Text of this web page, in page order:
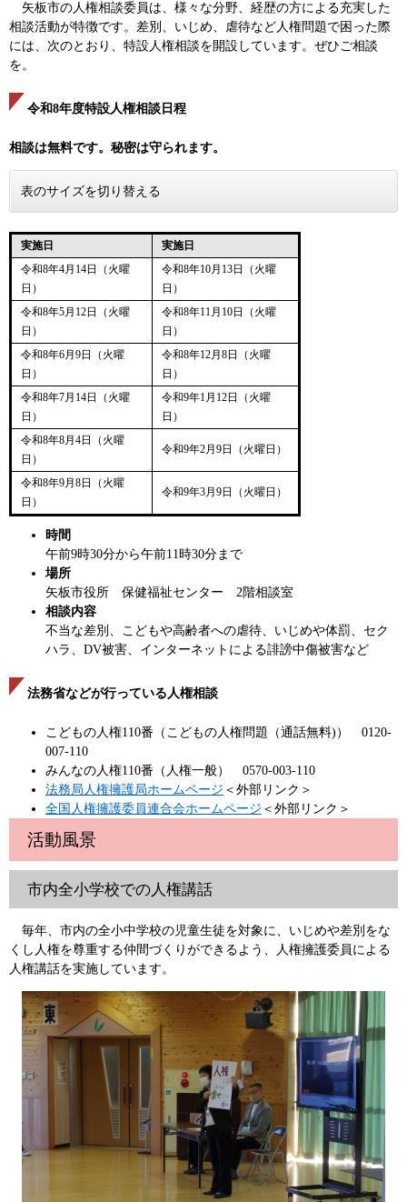
矢板市の人権相談委員は、様々な分野、経歴の方による充実した
相談活動が特徴です。差別、いじめ、虐待など人権問題で困った際
には、次のとおり、特設人権相談を開設しています。ぜひご相談
を。
令和8年度特設人権相談日程
相談は無料です。秘密は守られます。
表のサイズを切り替える
実施日
実施日
令和8年4月14日（火曜
日）
令和8年10月13日（火曜
日）
令和8年5月12日（火曜
日）
令和8年11月10日（火曜
日）
令和8年6月9日（火曜
日）
令和8年12月8日（火曜
日）
令和8年7月14日（火曜
日）
令和9年1月12日（火曜
日）
令和8年8月4日（火曜
日）
令和9年2月9日（火曜日）
令和8年9月8日（火曜
日）
令和9年3月9日（火曜日）
時間
午前9時30分から午前11時30分まで
場所
矢板市役所 保健福祉センター 2階相談室
相談内容
不当な差別、こどもや高齢者への虐待、いじめや体罰、セク
ハラ、DV被害、インターネットによる誹謗中傷被害など
法務省などが行っている人権相談
こどもの人権110番（こどもの人権問題（通話無料)） 0120-
007-110
みんなの人権110番（人権一般） 0570-003-110
法務局人権擁護局ホームページ ＜外部リンク＞
全国人権擁護委員連合会ホームページ ＜外部リンク＞
活動風景
市内全小学校での人権講話
毎年、市内の全小中学校の児童生徒を対象に、いじめや差別をな
くし人権を尊重する仲間づくりができるよう、人権擁護委員による
人権講話を実施しています。